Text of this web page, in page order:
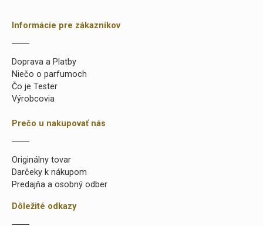
Informácie pre zákazníkov
Doprava a Platby
Niečo o parfumoch
Čo je Tester
Výrobcovia
Prečo u nakupovať nás
Originálny tovar
Darčeky k nákupom
Predajňa a osobný odber
Dôležité odkazy